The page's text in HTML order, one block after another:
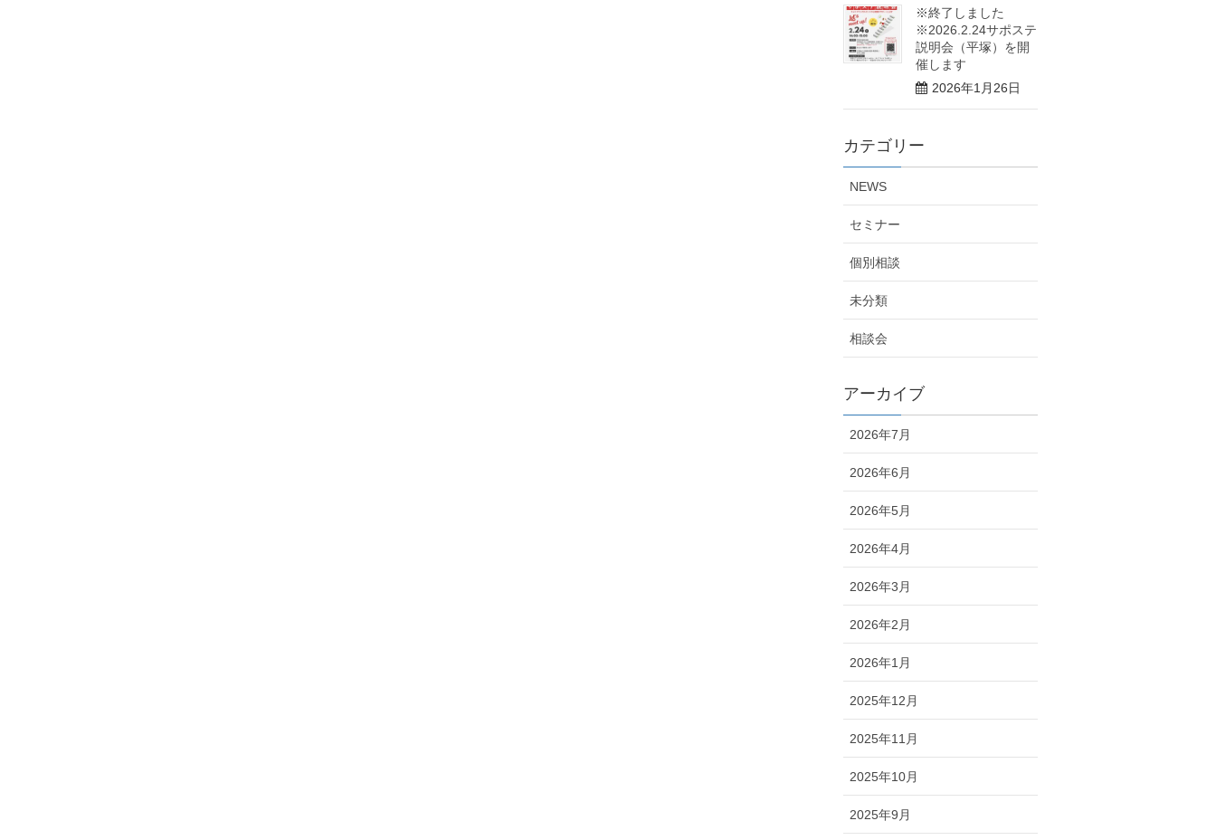
※終了しました
※2026.2.24サポステ
説明会（平塚）を開
催します
2026年1月26日
カテゴリー
NEWS
セミナー
個別相談
未分類
相談会
アーカイブ
2026年7月
2026年6月
2026年5月
2026年4月
2026年3月
2026年2月
2026年1月
2025年12月
2025年11月
2025年10月
2025年9月